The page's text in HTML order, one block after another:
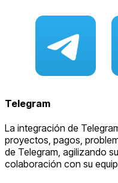
Telegram
La integración de
proyectos, pagos,
de Telegram, agilizando
colaboración con su